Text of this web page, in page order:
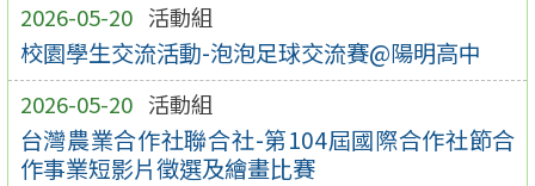
2026-05-20 活動組
校園學生交流活動-泡泡足球交流賽@陽明高中
2026-05-20 活動組
台灣農業合作社聯合社-第104屆國際合作社節合
作事業短影片徵選及繪畫比賽